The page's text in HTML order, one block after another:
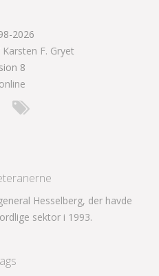
2026
Karsten F. Gryet
8
Hesselberg, der havde
sektor i 1993.